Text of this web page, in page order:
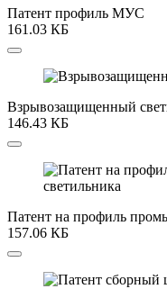
Патент профиль МУС
161.03 КБ
Взрывозащищенный
146.43 КБ
Патент на профиль
157.06 КБ